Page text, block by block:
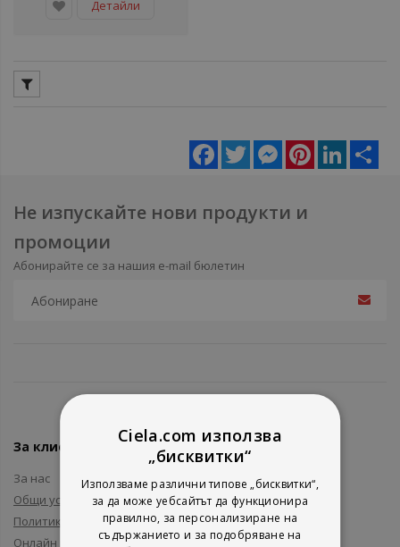
Детайли
Facebook
Twitter MessengerPinterestLinkedIn
Не изпускайте нови продукти и
промоции
Абонирайте се за нашия e-mail бюлетин
За клиенти
За нас
Общи условия
Политика за поверителност
Онлайн решаване на спорове
Ciela.com използва
„бисквитки“
Използваме различни типове „бисквитки“,
за да може уебсайтът да функционира
правилно, за персонализиране на
съдържанието и за подобряване на